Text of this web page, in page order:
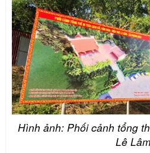
Hình ảnh: Phối cảnh tổng
Lê Lâm